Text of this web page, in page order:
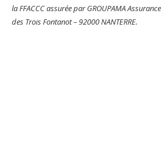
la FFACCC assurée par GROUPAMA
des Trois Fontanot – 92000 NANTERRE.